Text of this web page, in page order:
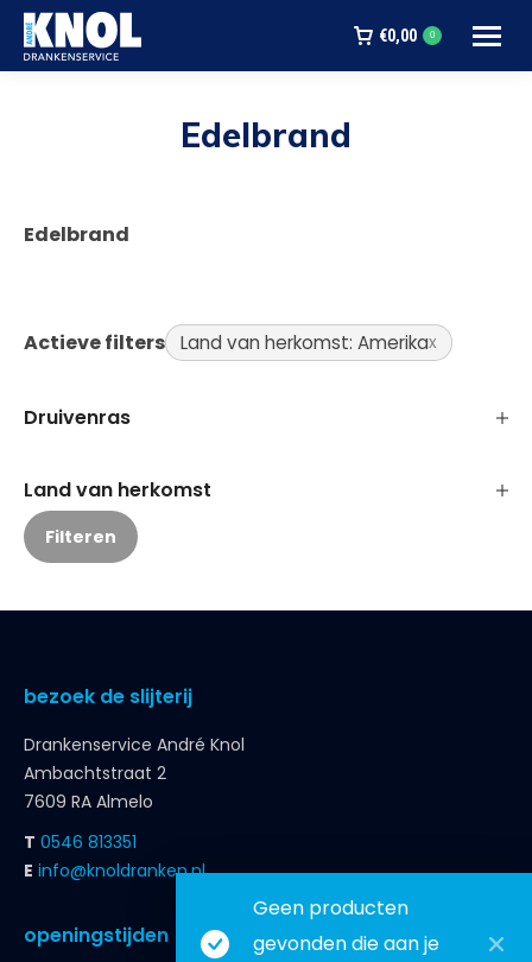
€0,00 0
Edelbrand
Geen producten
gevonden die aan je
Edelbrand
Actieve filters Land van herkomst: Amerika
Druivenras
Land van herkomst
Filteren
bezoek de slijterij
Drankenservice André Knol
Ambachtstraat 2
7609 RA Almelo
T 0546 813351
E info@knoldranken.nl
openingstijden